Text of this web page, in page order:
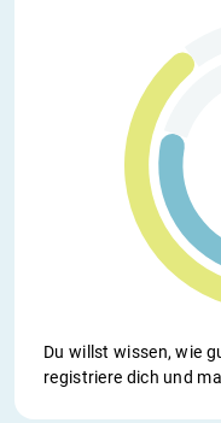
Du willst wissen, wie
registriere dich und